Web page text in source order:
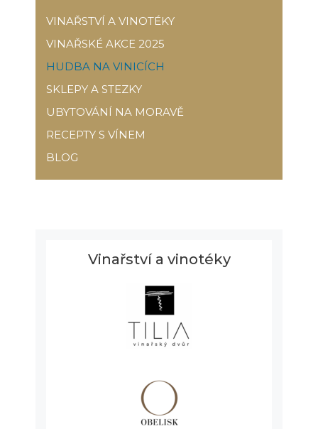
VINAŘSTVÍ A VINOTÉKY
VINAŘSKÉ AKCE 2025
HUDBA NA VINICÍCH
SKLEPY A STEZKY
UBYTOVÁNÍ NA MORAVĚ
RECEPTY S VÍNEM
BLOG
Vinařství a vinotéky